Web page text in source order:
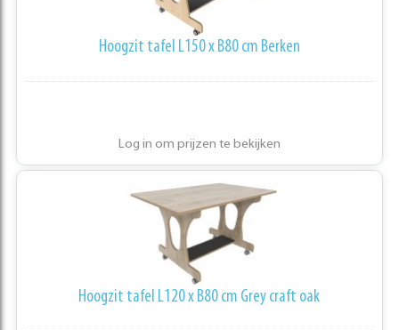
Hoogzit tafel L150 x B80 cm Berken
Log in om prijzen te bekijken
Hoogzit tafel L120 x B80 cm Grey craft oak